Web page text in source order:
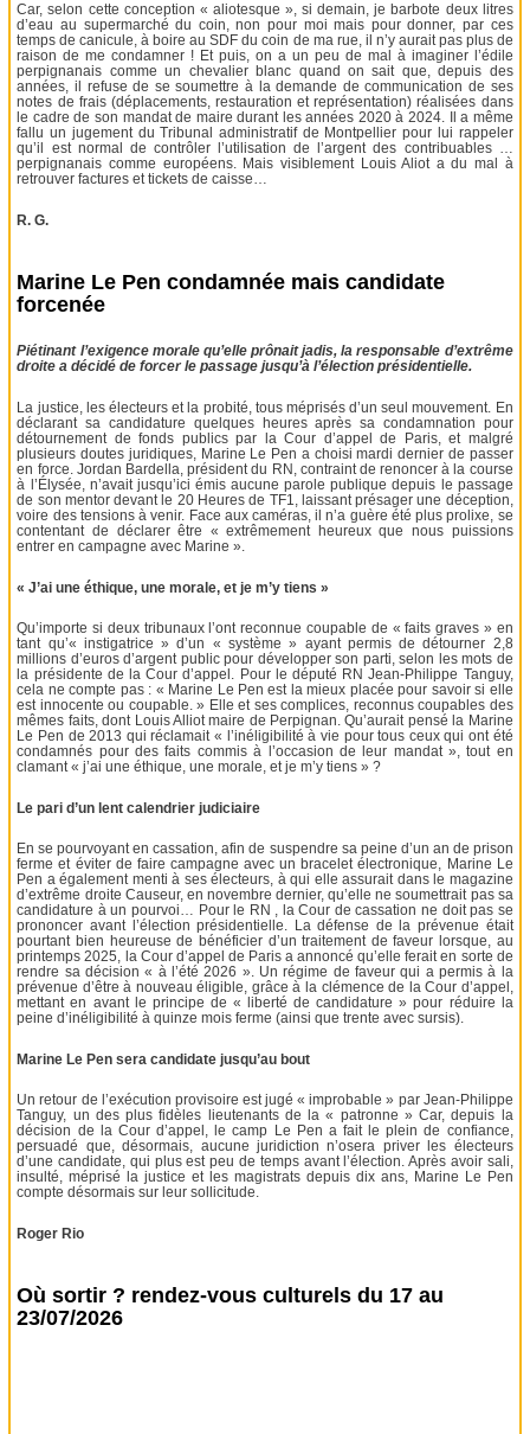
Car, selon cette conception « aliotesque », si demain, je barbote deux litres
d’eau au supermarché du coin, non pour moi mais pour donner, par ces
temps de canicule, à boire au SDF du coin de ma rue, il n’y aurait pas plus de
raison de me condamner ! Et puis, on a un peu de mal à imaginer l’édile
perpignanais comme un chevalier blanc quand on sait que, depuis des
années, il refuse de se soumettre à la demande de communication de ses
notes de frais (déplacements, restauration et représentation) réalisées dans
le cadre de son mandat de maire durant les années 2020 à 2024. Il a même
fallu un jugement du Tribunal administratif de Montpellier pour lui rappeler
qu’il est normal de contrôler l’utilisation de l’argent des contribuables …
perpignanais comme européens. Mais visiblement Louis Aliot a du mal à
retrouver factures et tickets de caisse…
R. G.
Marine Le Pen condamnée mais candidate
forcenée
Piétinant l’exigence morale qu’elle prônait jadis, la responsable d’extrême
droite a décidé de forcer le passage jusqu’à l’élection présidentielle.
La justice, les électeurs et la probité, tous méprisés d’un seul mouvement. En
déclarant sa candidature quelques heures après sa condamnation pour
détournement de fonds publics par la Cour d’appel de Paris, et malgré
plusieurs doutes juridiques, Marine Le Pen a choisi mardi dernier de passer
en force. Jordan Bardella, président du RN, contraint de renoncer à la course
à l’Élysée, n’avait jusqu’ici émis aucune parole publique depuis le passage
de son mentor devant le 20 Heures de TF1, laissant présager une déception,
voire des tensions à venir. Face aux caméras, il n’a guère été plus prolixe, se
contentant de déclarer être « extrêmement heureux que nous puissions
entrer en campagne avec Marine ».
« J’ai une éthique, une morale, et je m’y tiens »
Qu’importe si deux tribunaux l’ont reconnue coupable de « faits graves » en
tant qu’« instigatrice » d’un « système » ayant permis de détourner 2,8
millions d’euros d’argent public pour développer son parti, selon les mots de
la présidente de la Cour d’appel. Pour le député RN Jean-Philippe Tanguy,
cela ne compte pas : « Marine Le Pen est la mieux placée pour savoir si elle
est innocente ou coupable. » Elle et ses complices, reconnus coupables des
mêmes faits, dont Louis Alliot maire de Perpignan. Qu’aurait pensé la Marine
Le Pen de 2013 qui réclamait « l’inéligibilité à vie pour tous ceux qui ont été
condamnés pour des faits commis à l’occasion de leur mandat », tout en
clamant « j’ai une éthique, une morale, et je m’y tiens » ?
Le pari d’un lent calendrier judiciaire
En se pourvoyant en cassation, afin de suspendre sa peine d’un an de prison
ferme et éviter de faire campagne avec un bracelet électronique, Marine Le
Pen a également menti à ses électeurs, à qui elle assurait dans le magazine
d’extrême droite Causeur, en novembre dernier, qu’elle ne soumettrait pas sa
candidature à un pourvoi… Pour le RN , la Cour de cassation ne doit pas se
prononcer avant l’élection présidentielle. La défense de la prévenue était
pourtant bien heureuse de bénéficier d’un traitement de faveur lorsque, au
printemps 2025, la Cour d’appel de Paris a annoncé qu’elle ferait en sorte de
rendre sa décision « à l’été 2026 ». Un régime de faveur qui a permis à la
prévenue d’être à nouveau éligible, grâce à la clémence de la Cour d’appel,
mettant en avant le principe de « liberté de candidature » pour réduire la
peine d’inéligibilité à quinze mois ferme (ainsi que trente avec sursis).
Marine Le Pen sera candidate jusqu’au bout
Un retour de l’exécution provisoire est jugé « improbable » par Jean-Philippe
Tanguy, un des plus fidèles lieutenants de la « patronne » Car, depuis la
décision de la Cour d’appel, le camp Le Pen a fait le plein de confiance,
persuadé que, désormais, aucune juridiction n’osera priver les électeurs
d’une candidate, qui plus est peu de temps avant l’élection. Après avoir sali,
insulté, méprisé la justice et les magistrats depuis dix ans, Marine Le Pen
compte désormais sur leur sollicitude.
Roger Rio
Où sortir ? rendez-vous culturels du 17 au
23/07/2026